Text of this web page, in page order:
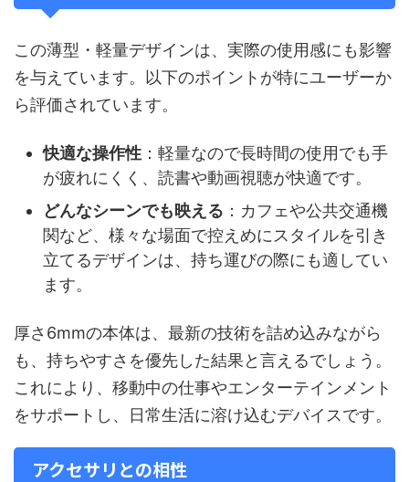
この薄型・軽量デザインは、実際の使用感にも影響
を与えています。以下のポイントが特にユーザーか
ら評価されています。
快適な操作性 ：軽量なので長時間の使用でも手
が疲れにくく、読書や動画視聴が快適です。
どんなシーンでも映える ：カフェや公共交通機
関など、様々な場面で控えめにスタイルを引き
立てるデザインは、持ち運びの際にも適してい
ます。
厚さ6mmの本体は、最新の技術を詰め込みながら
も、持ちやすさを優先した結果と言えるでしょう。
これにより、移動中の仕事やエンターテインメント
をサポートし、日常生活に溶け込むデバイスです。
アクセサリとの相性